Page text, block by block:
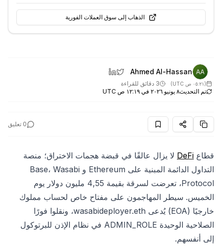
الذهاب إلى سوق العملات الفورية
Ahmed Al-Hassan
(٠٥:٢١ ص UTC )
3 دقائق للقراءة
تم التحديث٨ يونيو ٢٠٢٦ في ١٢:١٩ ص UTC
0 تعليق
قطاع DeFi لا يزال عالقًا في قبضة هجمات الاختراق؛ منصة
التداول الدائمة المبنية على Ethereum و Base، Wasabi
Protocol، تعرضت لسرقة بقيمة 4,55 مليون دولار يوم
الخميس. سيطر المهاجمون على مفتاح خاص لحساب مملوك
خارجيًا (EOA) يُدعى wasabideployer.eth، ونقلوا فورًا
الصلاحية الوحيدة ADMIN_ROLE في نظام الإذن للبرتوكول
إلى أنفسهم.